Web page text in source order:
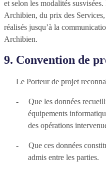
et selon les modalités
Archibien, du prix des
réalisés jusqu’à la
Archibien.
9. Convention de
Le Porteur de projet
-
Que les données
équipements
des opérations
-
Que ces données
admis entre les parties.